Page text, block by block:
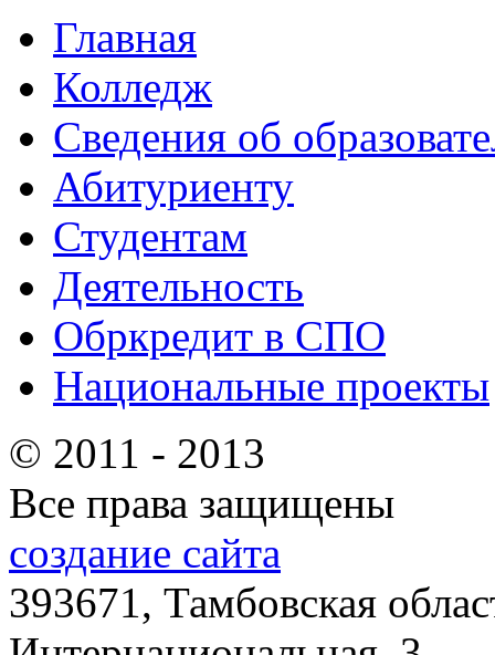
Главная
Колледж
Сведения об
Абитуриенту
Студентам
Деятельность
Обркредит в СПО
Национальные проекты
© 2011 - 2013
Все права защищены
создание сайта
393671, Тамбовская